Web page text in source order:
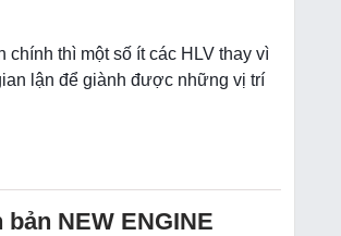
chính thì một số ít các HLV thay vì
lận để giành được những vị trí
NEW ENGINE